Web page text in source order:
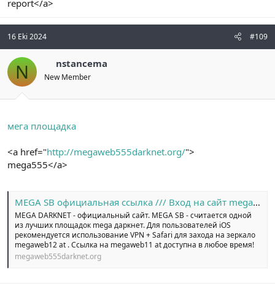
report</a>
16 Eki 2024 #109
N nstancema
New Member
мега площадка
<a href="http://megaweb555darknet.org/">
mega555</a>
MEGA SB официальная ссылка /// Вход на сайт megaweb14 at
MEGA DARKNET - официальный сайт. MEGA SB - считается одной
из лучших площадок mega даркнет. Для пользователей iOS
рекомендуется использование VPN + Safari для захода на зеркало
megaweb12 at . Ссылка на megaweb11 at доступна в любое время!
megaweb555darknet.org